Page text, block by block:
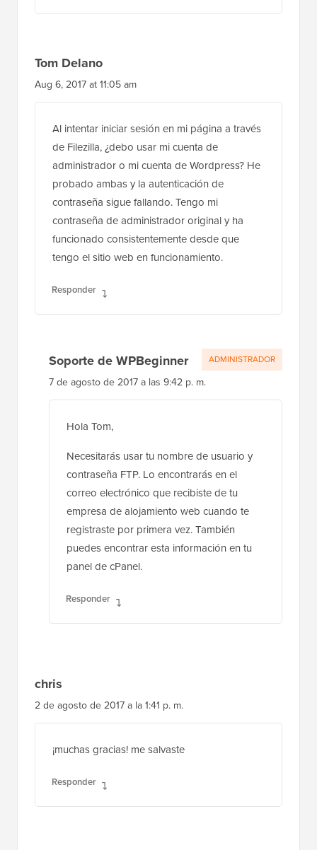
Tom Delano
Aug 6, 2017 at 11:05 am
Al intentar iniciar sesión en mi página a través
de Filezilla, ¿debo usar mi cuenta de
administrador o mi cuenta de Wordpress? He
probado ambas y la autenticación de
contraseña sigue fallando. Tengo mi
contraseña de administrador original y ha
funcionado consistentemente desde que
tengo el sitio web en funcionamiento.
Responder
Soporte de WPBeginner
7 de agosto de 2017 a las 9:42 p. m.
Hola Tom,
Necesitarás usar tu nombre de usuario y
contraseña FTP. Lo encontrarás en el
correo electrónico que recibiste de tu
empresa de alojamiento web cuando te
registraste por primera vez. También
puedes encontrar esta información en tu
panel de cPanel.
Responder
ADMINISTRADOR
chris
2 de agosto de 2017 a la 1:41 p. m.
¡muchas gracias! me salvaste
Responder